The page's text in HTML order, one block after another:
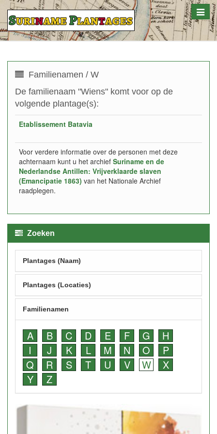
Toggle
Familienamen / W
De familienaam "Wiens" komt voor op de
volgende plantage(s):
Etablissement Batavia
Voor verdere informatie over de personen met deze
achternaam kunt u het archief Suriname en de
Nederlandse Antillen: Vrijverklaarde slaven
(Emancipatie 1863) van het Nationale Archief
raadplegen.
Zoeken
Plantages (Naam)
Plantages (Locaties)
Familienamen
A B C D E F G
H
I
J K L M N O
P
Q
R S T U V W
X
Y
Z